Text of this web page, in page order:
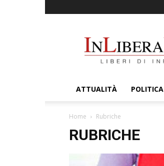
ATTUALITÀ POLITICA
Home Rubriche
RUBRICHE